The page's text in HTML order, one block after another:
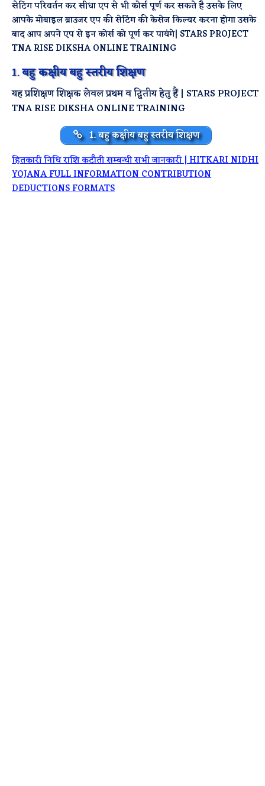
सेटिंग परिवर्तन कर सीधा एप से भी कोर्स पूर्ण कर सकते है उसके लिए
आपके मोबाइल ब्राउजर एप की सेटिंग की केसेज किल्यर करना होगा उसके
बाद आप अपने एप से इन कोर्स को पूर्ण कर पायंगे| STARS PROJECT
TNA RISE DIKSHA ONLINE TRAINING
1.बहु कक्षीय बहु स्तरीय शिक्षण
यह प्रशिक्षण शिक्षक लेवल प्रथम व द्वितीय हेतु हैं | STARS PROJECT
TNA RISE DIKSHA ONLINE TRAINING
1. बहु कक्षीय बहु स्तरीय शिक्षण
हितकारी निधि राशि कटौती सम्बन्धी सभी जानकारी | HITKARI NIDHI
YOJANA FULL INFORMATION CONTRIBUTION
DEDUCTIONS FORMATS